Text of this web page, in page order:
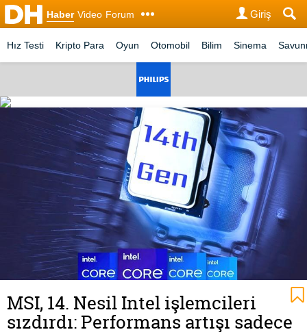
Haber Video Forum Giriş
Hız Testi Kripto Para Oyun Otomobil Bilim Sinema
MSI, 14. Nesil Intel işlemcileri
sızdırdı: Performans artışı sadece